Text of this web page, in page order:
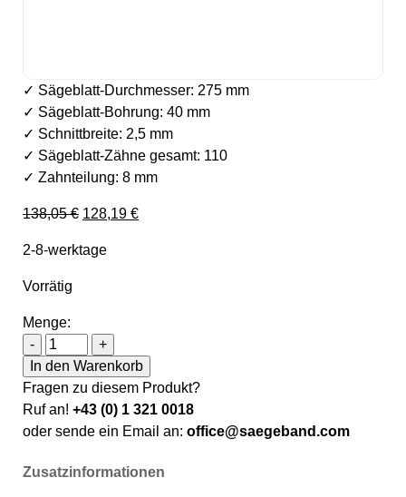
✓ Sägeblatt-Durchmesser: 275 mm
✓ Sägeblatt-Bohrung: 40 mm
✓ Schnittbreite: 2,5 mm
✓ Sägeblatt-Zähne gesamt: 110
✓ Zahnteilung: 8 mm
138,05€ Ursprünglicher Preis war: 138,05 €
128,19 €Aktueller Preis ist: 128,19 €.
2-8-werktage
Vorrätig
Menge:
-
Optimum Kreissägeblatt HSS HSS Ø 275 x 2,5 x 40
+
In den Warenkorb
Fragen zu diesem Produkt?
Ruf an! +43 (0) 1 321 0018
oder sende ein Email an: office@saegeband.com
Zusatzinformationen